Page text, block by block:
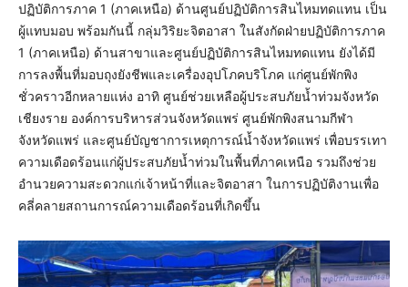
ปฏิบัติการภาค 1 (ภาคเหนือ) ด้านศูนย์ปฏิบัติการสินไหมทดแทน เป็น
ผู้แทบมอบ พร้อมกันนี้ กลุ่มวิริยะจิตอาสา ในสังกัดฝ่ายปฏิบัติการภาค
1 (ภาคเหนือ) ด้านสาขาและศูนย์ปฏิบัติการสินไหมทดแทน ยังได้มี
การลงพื้นที่มอบถุงยังชีพและเครื่องอุปโภคบริโภค แก่ศูนย์พักพิง
ชั่วคราวอีกหลายแห่ง อาทิ ศูนย์ช่วยเหลือผู้ประสบภัยน้ำท่วมจังหวัด
เชียงราย องค์การบริหารส่วนจังหวัดแพร่ ศูนย์พักพิงสนามกีฬา
จังหวัดแพร่ และศูนย์บัญชาการเหตุการณ์น้ำจังหวัดแพร่ เพื่อบรรเทา
ความเดือดร้อนแก่ผู้ประสบภัยน้ำท่วมในพื้นที่ภาคเหนือ รวมถึงช่วย
อำนวยความสะดวกแก่เจ้าหน้าที่และจิตอาสา ในการปฏิบัติงานเพื่อ
คลี่คลายสถานการณ์ความเดือดร้อนที่เกิดขึ้น